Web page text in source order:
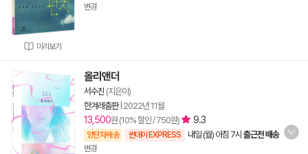
미리보기
변경
올리앤더
서수진 (지은이)
한겨레출판| 2022년 11월
13,500원 (10% 할인 / 750원) 9.3
양탄자배송 썬데이 EXPRESS 내일 (월) 아침 7시 출근전 배송
변경